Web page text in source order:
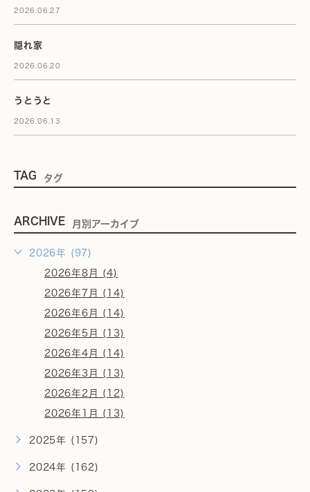
2026.06.27
隠れ家
2026.06.20
うとうと
2026.06.13
TAG タグ
ARCHIVE 月別アーカイブ
2026年 (97)
2026年8月 (4)
2026年7月 (14)
2026年6月 (14)
2026年5月 (13)
2026年4月 (14)
2026年3月 (13)
2026年2月 (12)
2026年1月 (13)
2025年 (157)
2024年 (162)